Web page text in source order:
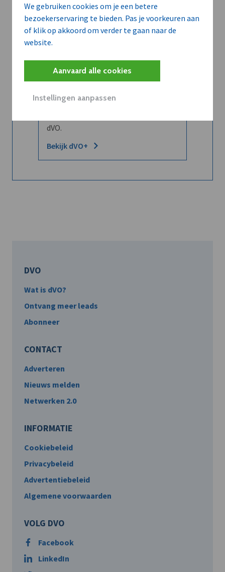
We gebruiken cookies om je een betere
bezoekerservaring te bieden. Pas je voorkeuren aan
of klik op akkoord om verder te gaan naar de
website.
Aanvaard alle cookies
Instellingen aanpassen
Abboneer
Wilt u niet enkel de dVO community
leren kennen maar dat men u ook
Word dVO Member voor €72/mnd en
dVO.
Bekijk dVO+
DVO
Wat is dVO?
Ontvang meer leads
Abonneer
CONTACT
Adverteren
Nieuws melden
Netwerken 2.0
INFORMATIE
Cookiebeleid
Privacybeleid
Advertentiebeleid
Algemene voorwaarden
VOLG DVO
Facebook
LinkedIn